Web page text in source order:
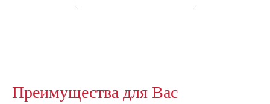
Преимущества для Вас